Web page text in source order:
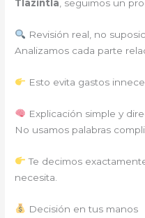
Tlazintla , seguimos un
Revisión real, no
Analizamos cada parte
Esto evita gastos
Explicación simple y
No usamos palabras
Te decimos
necesita.
Decisión en tus manos